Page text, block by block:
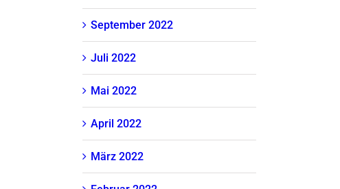
September 2022
Juli 2022
Mai 2022
April 2022
März 2022